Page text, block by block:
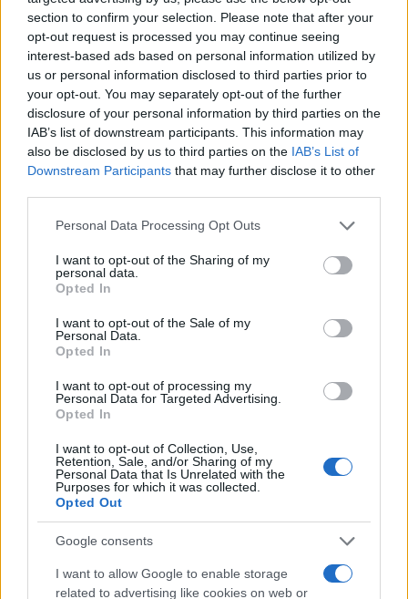
section to confirm your selection. Please note that after your
opt-out request is processed you may continue seeing
interest-based ads based on personal information utilized by
us or personal information disclosed to third parties prior to
your opt-out. You may separately opt-out of the further
disclosure of your personal information by third parties on the
IAB’s list of downstream participants. This information may
also be disclosed by us to third parties on the IAB’s List of
Downstream Participants that may further disclose it to other
Please note that this website/app uses one or more Google
not limited to your visit or usage behaviour. You may click to
grant or deny consent to Google and its third-party tags to
use your data for below specified purposes in below Google
consent section.
Personal Data Processing Opt Outs
I want to opt-out of the Sharing of my
personal data.
Opted In
I want to opt-out of the Sale of my
Personal Data.
Opted In
I want to opt-out of processing my
Personal Data for Targeted Advertising.
Opted In
I want to opt-out of Collection, Use,
Retention, Sale, and/or Sharing of my
Personal Data that Is Unrelated with the
Purposes for which it was collected.
Opted Out
Google consents
I want to allow Google to enable storage
related to advertising like cookies on web or
ao orçamento e poupança. Descubra quais técnicas funcionam e como
medir…
Beatriz Almeida · 5 ago 2026
FINANCIAMENTO
CET no financiamento imobiliário: saiba como
Explore os detalhes do financiamento imobiliário, desde o cálculo do
CET até as diferenças entre os sistemas de amortização e o impacto…